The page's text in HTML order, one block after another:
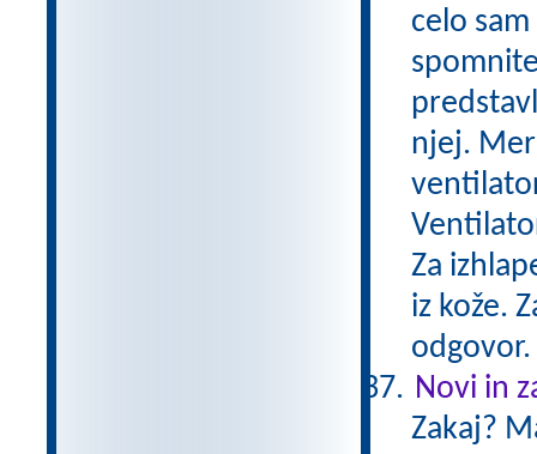
celo
njej.
Za
iz kože.
odgovor.
Novi in
Zakaj?